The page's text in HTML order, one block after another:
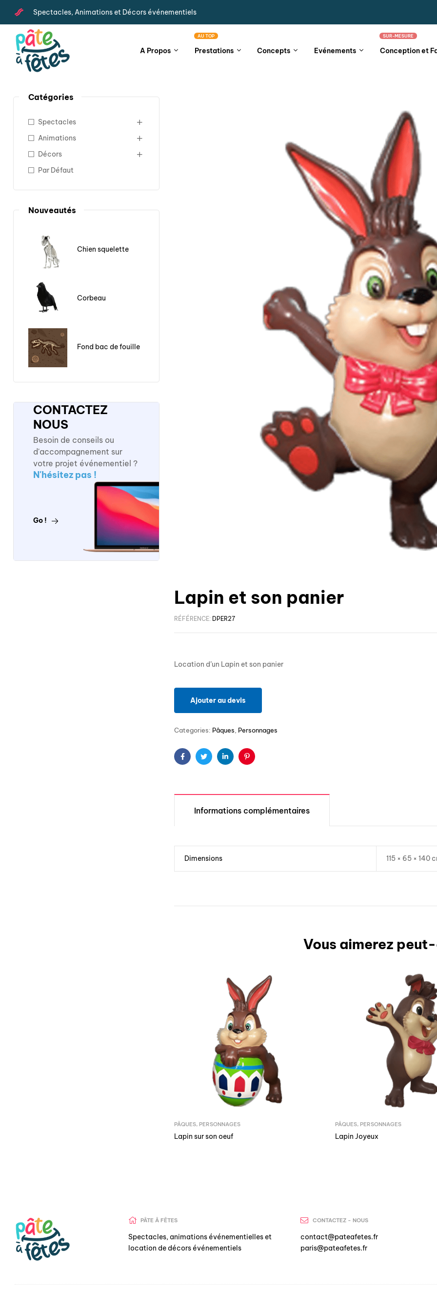
Spectacles, Animations et Décors événementiels
A Propos Prestations
AU TOP
Concepts Evénements Conception et
SUR-MESURE
Lapin et son panier
RÉFÉRENCE: DPER27
Location d’un Lapin et son panier
Ajouter au devis
Categories: Pâques Personnages
FacebookTwitterLinkedinPinterest
Informations complémentaires
Dimensions 115 × 65 × 140
Vous aimerez
PÂQUES, PERSONNAGES
Lapin sur son oeuf
PÂQUES, PERSONNAGES
Lapin Joyeux
Catégories
Spectacles
Animations
Décors
Par Défaut
Nouveautés
Chien squelette
Corbeau
Fond bac de fouille
CONTACTEZ
NOUS
Besoin de conseils ou
d'accompagnement sur
votre projet événementiel ?
N'hésitez pas !
Go !
PÂTE Â FÊTES
Spectacles, animations événementielles et
location de décors événementiels
CONTACTEZ - NOUS
contact@pateafetes.fr
paris@pateafetes.fr